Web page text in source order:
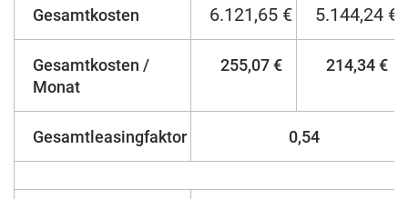
Gesamtkosten 6.121,65 € 5.144,24 €
Gesamtkosten /
Monat
255,07 € 214,34 €
Gesamtleasingfaktor 0,54